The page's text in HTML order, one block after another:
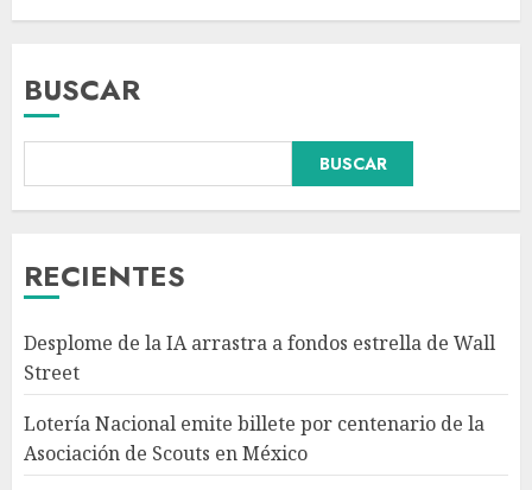
BUSCAR
BUSCAR
RECIENTES
Desplome de la IA arrastra a fondos estrella de Wall
Street
Lotería Nacional emite billete por centenario de la
Asociación de Scouts en México
3
Fallece Carlos Garfias Merlos,
arzobispo emérito de Morelia,
4
humano evolucionó gracias al
azúcar de la fruta
AGOSTO 7, 2026